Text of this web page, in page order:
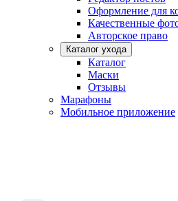
Оформление для
Качественные
Авторское право
Каталог ухода
Каталог
Маски
Отзывы
Марафоны
Мобильное приложение